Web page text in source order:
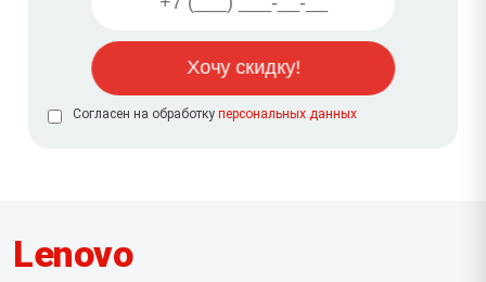
Согласен на обработку персональных данных
Lenovo